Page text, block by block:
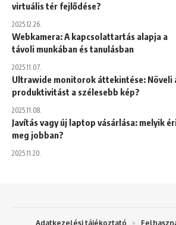
virtuális tér fejlődése?
2025.12.26.
Webkamera: A kapcsolattartás alapja a
távoli munkában és tanulásban
2025.11.07.
Ultrawide monitorok áttekintése: Növeli
produktivitást a szélesebb kép?
2025.11.08.
Javítás vagy új laptop vásárlása: melyik
meg jobban?
2025.11.20.
Adatkezelési tájékoztató